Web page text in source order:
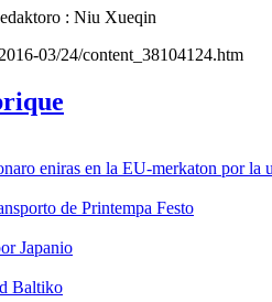
: Niu Xueqin
03/24/content_38104124.htm
eniras en la EU-merkaton por la
de Printempa Festo
Japanio
Baltiko